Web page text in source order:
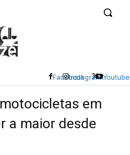
FacebookInstagramXYoutube
em
a maior desde